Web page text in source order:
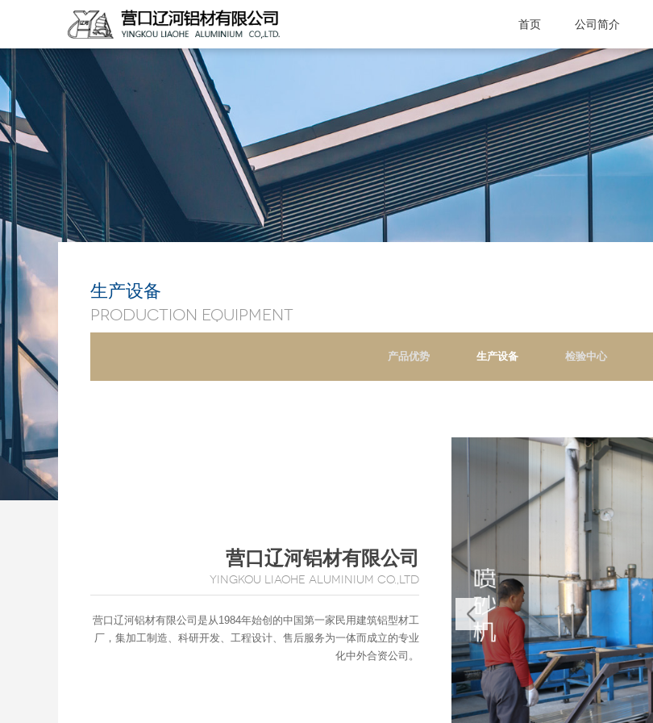
首页 公司简介
公司简介
生产设备
Production equipment
产品优势 生产设备 检验中心
营口辽河铝材有限公司
YINGKOU LIAOHE ALUMINIUM CO.,LTD
营口辽河铝材有限公司是从1984年始创的中国第一家民用建筑铝型材工
厂，集加工制造、科研开发、工程设计、售后服务为一体而成立的专业
化中外合资公司。